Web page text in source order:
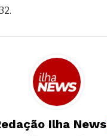
Ilha News